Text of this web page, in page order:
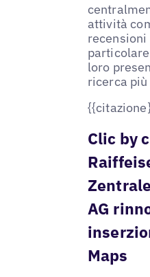
attività
loro
ricerca
Clic by
AG
Maps